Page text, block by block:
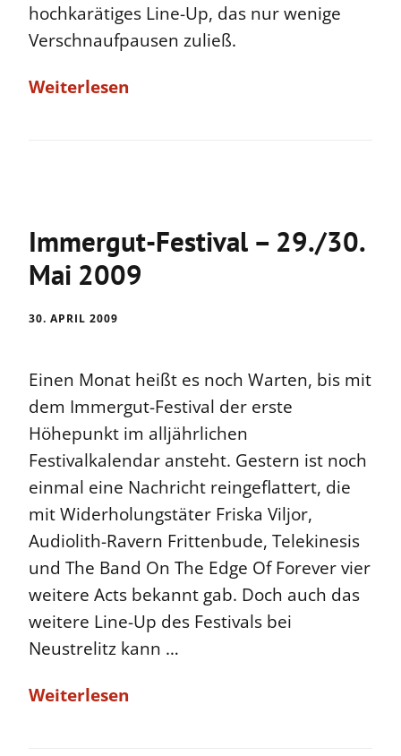
hochkarätiges Line-Up, das nur wenige
Verschnaufpausen zuließ.
Weiterlesen
Immergut-Festival – 29./30.
Mai 2009
30. APRIL 2009
Einen Monat heißt es noch Warten, bis mit
dem Immergut-Festival der erste
Höhepunkt im alljährlichen
Festivalkalendar ansteht. Gestern ist noch
einmal eine Nachricht reingeflattert, die
mit Widerholungstäter Friska Viljor,
Audiolith-Ravern Frittenbude, Telekinesis
und The Band On The Edge Of Forever vier
weitere Acts bekannt gab. Doch auch das
weitere Line-Up des Festivals bei
Neustrelitz kann …
Weiterlesen